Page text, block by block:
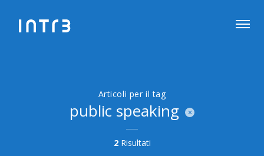
Articoli per il tag
public speaking
2Risultati